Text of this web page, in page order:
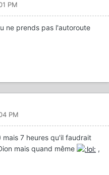
PM
ne prends pas l'autoroute
PM
7 heures qu'il faudrait
mais quand même
,